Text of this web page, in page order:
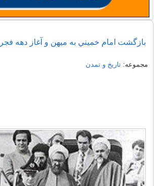
بازگشت امام خميني به میهن و آغاز دهه فجر
مجموعه:تاریخ و تمدن